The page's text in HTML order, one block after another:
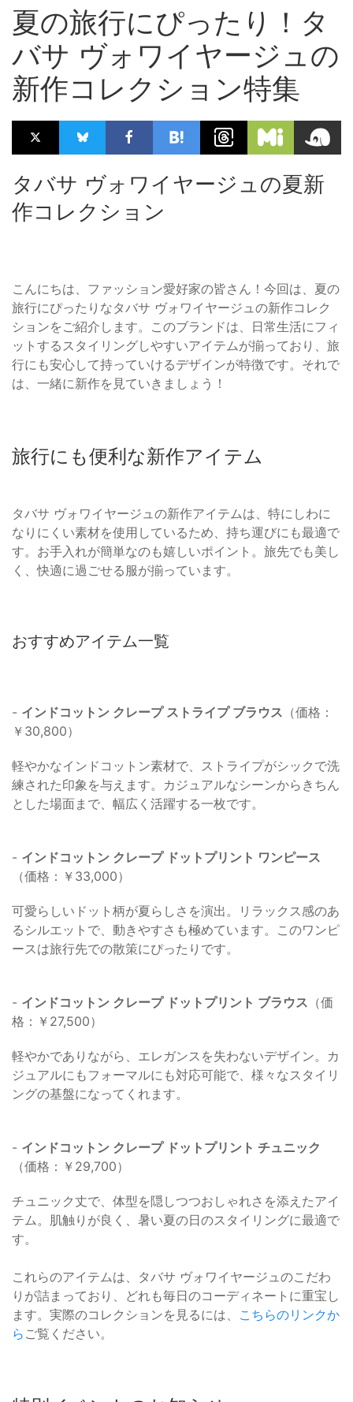
夏の旅行にぴったり！タ
バサ ヴォワイヤージュの
新作コレクション特集
タバサ ヴォワイヤージュの夏新
作コレクション
こんにちは、ファッション愛好家の皆さん！今回は、夏の
旅行にぴったりなタバサ ヴォワイヤージュの新作コレク
ションをご紹介します。このブランドは、日常生活にフィ
ットするスタイリングしやすいアイテムが揃っており、旅
行にも安心して持っていけるデザインが特徴です。それで
は、一緒に新作を見ていきましょう！
旅行にも便利な新作アイテム
タバサ ヴォワイヤージュの新作アイテムは、特にしわに
なりにくい素材を使用しているため、持ち運びにも最適で
す。お手入れが簡単なのも嬉しいポイント。旅先でも美し
く、快適に過ごせる服が揃っています。
おすすめアイテム一覧
- インドコットン クレープ ストライプ ブラウス （価格：
￥30,800）
軽やかなインドコットン素材で、ストライプがシックで洗
練された印象を与えます。カジュアルなシーンからきちん
とした場面まで、幅広く活躍する一枚です。
- インドコットン クレープ ドットプリント ワンピース
（価格：￥33,000）
可愛らしいドット柄が夏らしさを演出。リラックス感のあ
るシルエットで、動きやすさも極めています。このワンピ
ースは旅行先での散策にぴったりです。
- インドコットン クレープ ドットプリント ブラウス （価
格：￥27,500）
軽やかでありながら、エレガンスを失わないデザイン。カ
ジュアルにもフォーマルにも対応可能で、様々なスタイリ
ングの基盤になってくれます。
- インドコットン クレープ ドットプリント チュニック
（価格：￥29,700）
チュニック丈で、体型を隠しつつおしゃれさを添えたアイ
テム。肌触りが良く、暑い夏の日のスタイリングに最適で
す。
これらのアイテムは、タバサ ヴォワイヤージュのこだわ
りが詰まっており、どれも毎日のコーディネートに重宝し
ます。実際のコレクションを見るには、 こちらのリンクか
ら ご覧ください。